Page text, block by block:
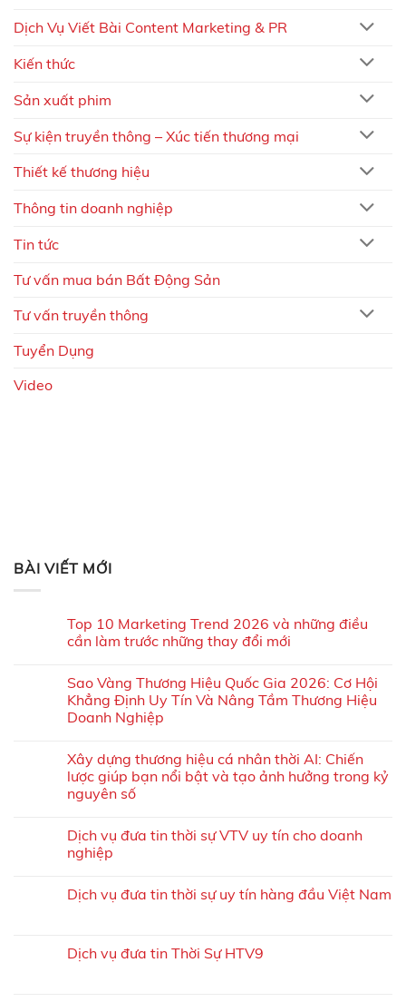
Dịch Vụ Viết Bài Content Marketing & PR
Kiến thức
Sản xuất phim
Sự kiện truyền thông – Xúc tiến thương mại
Thiết kế thương hiệu
Thông tin doanh nghiệp
Tin tức
Tư vấn mua bán Bất Động Sản
Tư vấn truyền thông
Tuyển Dụng
Video
BÀI VIẾT MỚI
Top 10 Marketing Trend 2026 và những điều
cần làm trước những thay đổi mới
Sao Vàng Thương Hiệu Quốc Gia 2026: Cơ Hội
Khẳng Định Uy Tín Và Nâng Tầm Thương Hiệu
Doanh Nghiệp
Xây dựng thương hiệu cá nhân thời AI: Chiến
lược giúp bạn nổi bật và tạo ảnh hưởng trong kỷ
nguyên số
Dịch vụ đưa tin thời sự VTV uy tín cho doanh
nghiệp
Dịch vụ đưa tin thời sự uy tín hàng đầu Việt Nam
Dịch vụ đưa tin Thời Sự HTV9